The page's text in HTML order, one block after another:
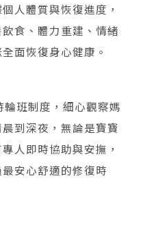
人體質與恢復進度，
食、體力重建、情緒
面恢復身心健康。
班制度，細心觀察媽
到深夜，無論是寶寶
人即時協助與安撫，
安心舒適的修復時